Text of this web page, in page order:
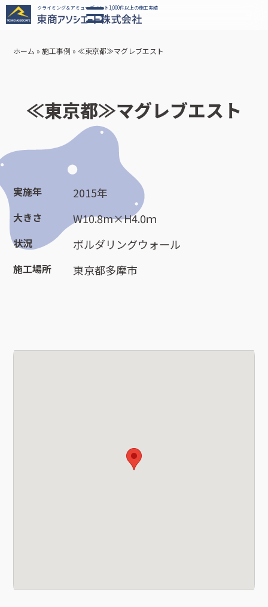
クライミング＆アミューズメント1,000件以上の施工実績
ホーム »施工事例 » ≪東京都≫マグレブエスト
≪東京都≫マグレブエスト
実施年 2015年
大きさ W10.8m×H4.0ｍ
状況 ボルダリングウォール
施工場所 東京都多摩市